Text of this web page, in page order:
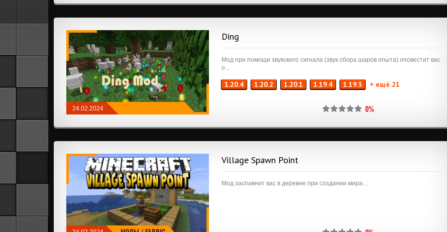
24.02.2024
Ding
Мод при помощи звукового сигнала (звук сбора шаров опыта) оповестит вас
о...
1.20.4 1.20.2 1.20.1 1.19.4 1.19.3 + ещё 21
0%
Village Spawn Point
Мод заспавнит вас в деревне при создании мира...